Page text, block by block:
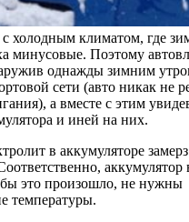
холодным климатом, где
минусовые. Поэтому
однажды зимним
сети (авто никак не
а вместе с этим
и иней на них.
в аккумуляторе
это произошло, не нужны
температуры.